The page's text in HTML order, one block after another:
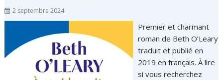
2 septembre 2024
Premier et charmant
roman de Beth O’Leary
traduit et publié en
2019 en français. À lire
si vous recherchez